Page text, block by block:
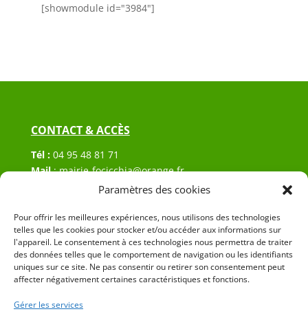
Paramètres des cookies
Pour offrir les meilleures expériences, nous utilisons des technologies
telles que les cookies pour stocker et/ou accéder aux informations sur
l'appareil. Le consentement à ces technologies nous permettra de traiter
des données telles que le comportement de navigation ou les identifiants
uniques sur ce site. Ne pas consentir ou retirer son consentement peut
affecter négativement certaines caractéristiques et fonctions.
Gérer les services
[showmodule id="3984"]
CONTACT & ACCÈS
Tél : 04 95 48 81 71
Mail:mairie-focicchia@orange.fr
Hôtel de ville de Focicchia
20212 Focicchia